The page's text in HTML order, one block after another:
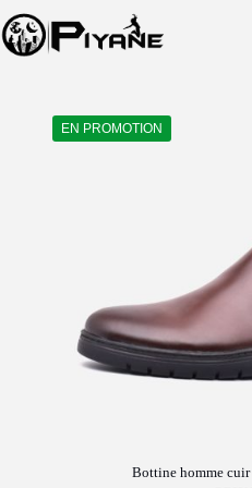
EN PROMOTION
Bottine homme